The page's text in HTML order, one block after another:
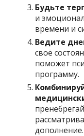
Будьте
и
времени и
Ведите
своё
поможет
программу.
дополнение.